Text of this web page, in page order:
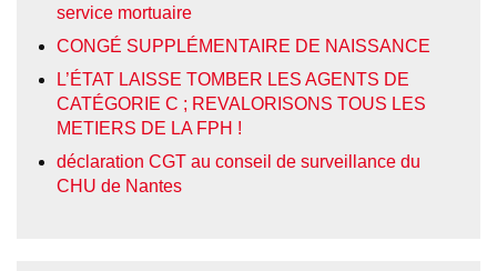
service mortuaire
CONGÉ SUPPLÉMENTAIRE DE NAISSANCE
L’ÉTAT LAISSE TOMBER LES AGENTS DE
CATÉGORIE C ; REVALORISONS TOUS LES
METIERS DE LA FPH !
déclaration CGT au conseil de surveillance du
CHU de Nantes